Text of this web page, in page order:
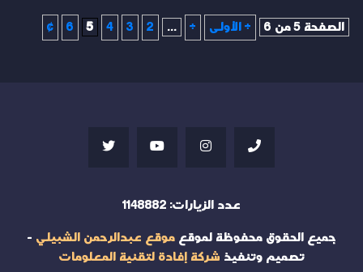
الصفحة 5 من 6 « الأولى «
...
2
3
4
5
6
»
عدد الزيارات: 1148882
جميع الحقوق محفوظة لموقعموقع عبدالرحمن الشبيلي -
تصميم وتنفيذ شركة إفادة لتقنية المعلومات